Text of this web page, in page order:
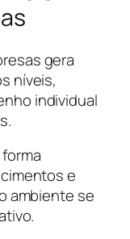
gera
níveis,
individual
e
ambiente se